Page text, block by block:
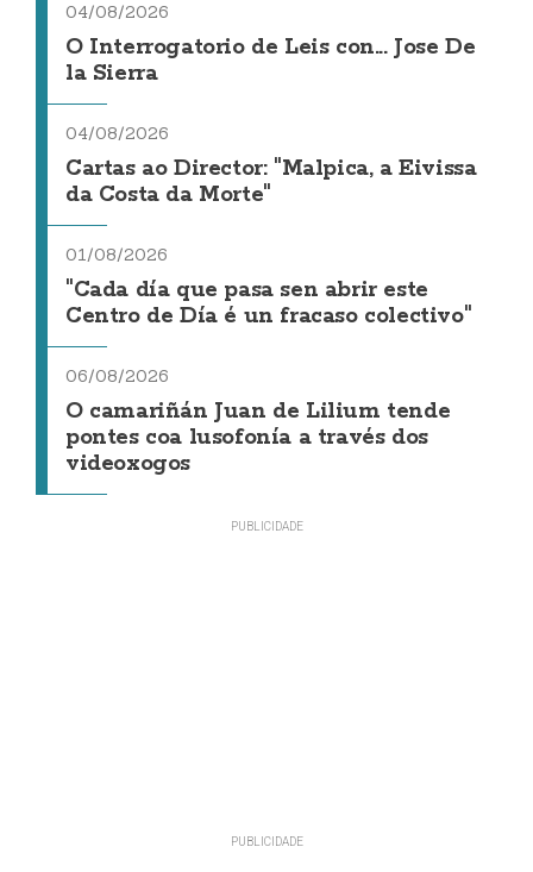
04/08/2026
O Interrogatorio de Leis con... Jose De
la Sierra
04/08/2026
Cartas ao Director: "Malpica, a Eivissa
da Costa da Morte"
01/08/2026
"Cada día que pasa sen abrir este
Centro de Día é un fracaso colectivo"
06/08/2026
O camariñán Juan de Lilium tende
pontes coa lusofonía a través dos
videoxogos